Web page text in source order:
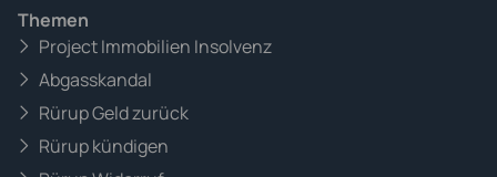
Themen
Project Immobilien Insolvenz
Abgasskandal
Rürup Geld zurück
Rürup kündigen